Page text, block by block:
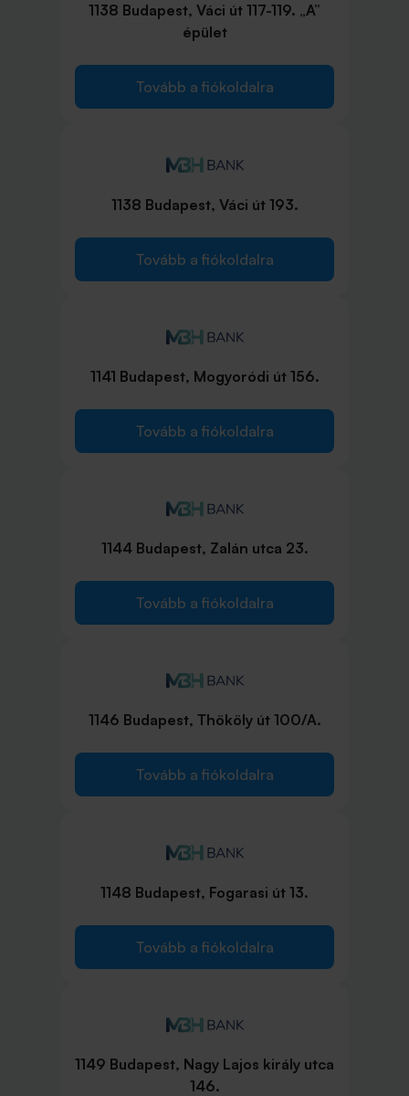
1138 Budapest, Váci út 117-119. „A”
épület
Tovább a fiókoldalra
1138 Budapest, Váci út 193.
Tovább a fiókoldalra
1141 Budapest, Mogyoródi út 156.
Tovább a fiókoldalra
1144 Budapest, Zalán utca 23.
Tovább a fiókoldalra
1146 Budapest, Thököly út 100/A.
Tovább a fiókoldalra
1148 Budapest, Fogarasi út 13.
Tovább a fiókoldalra
1149 Budapest, Nagy Lajos király utca
146.